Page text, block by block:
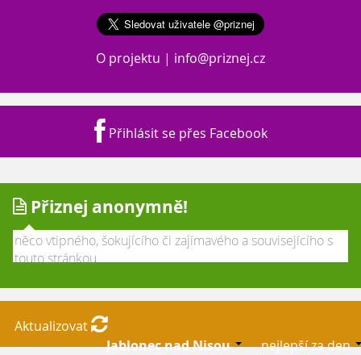
O projektu | info@priznej.cz
Přihlásit se přes Facebook
Přiznej anonymně!
Aktualizovat
Jablonec nad Nisou
nejlepší za den